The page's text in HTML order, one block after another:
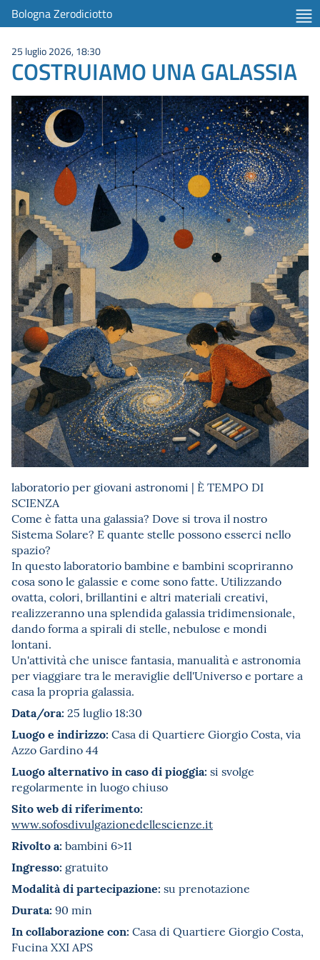
Bologna Zerodiciotto
25 luglio 2026, 18:30
COSTRUIAMO UNA GALASSIA
laboratorio per giovani astronomi | È TEMPO DI
SCIENZA
Come è fatta una galassia? Dove si trova il nostro
Sistema Solare? E quante stelle possono esserci nello
spazio?
In questo laboratorio bambine e bambini scopriranno
cosa sono le galassie e come sono fatte. Utilizzando
ovatta, colori, brillantini e altri materiali creativi,
realizzeranno una splendida galassia tridimensionale,
dando forma a spirali di stelle, nebulose e mondi
lontani.
Un'attività che unisce fantasia, manualità e astronomia
per viaggiare tra le meraviglie dell'Universo e portare a
casa la propria galassia.
Data/ora: 25 luglio 18:30
Luogo e indirizzo: Casa di Quartiere Giorgio Costa, via
Azzo Gardino 44
Luogo alternativo in caso di pioggia: si svolge
regolarmente in luogo chiuso
Sito web di riferimento:
www.sofosdivulgazionedellescienze.it
Rivolto a: bambini 6>11
Ingresso: gratuito
Modalità di partecipazione: su prenotazione
Durata: 90 min
In collaborazione con: Casa di Quartiere Giorgio Costa,
Fucina XXI APS